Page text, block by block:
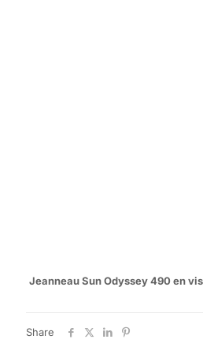
Jeanneau Sun Odyssey 490 en
Share